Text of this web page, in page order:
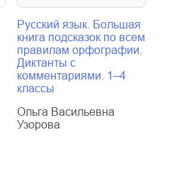
Русский язык. Большая
книга подсказок по всем
правилам орфографии.
Диктанты с
комментариями. 1–4
классы
Ольга Васильевна
Узорова